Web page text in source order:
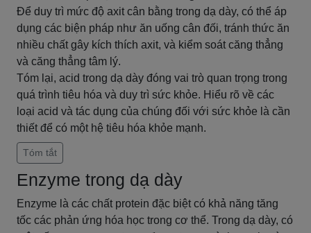
Để duy trì mức độ axit cân bằng trong dạ dày, có thể áp
dụng các biện pháp như ăn uống cân đối, tránh thức ăn
nhiều chất gây kích thích axit, và kiểm soát căng thẳng
và căng thẳng tâm lý.
Tóm lại, acid trong dạ dày đóng vai trò quan trọng trong
quá trình tiêu hóa và duy trì sức khỏe. Hiểu rõ về các
loại acid và tác dụng của chúng đối với sức khỏe là cần
thiết để có một hệ tiêu hóa khỏe mạnh.
Tóm tắt
Enzyme trong dạ dày
Enzyme là các chất protein đặc biệt có khả năng tăng
tốc các phản ứng hóa học trong cơ thể. Trong dạ dày, có